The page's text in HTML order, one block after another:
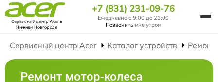
Сервисный центр Acerв
Нижнем Новгороде
+7 (831) 231-09-76
Ежедневно с 9:00 до 21:00
Позвонить мне утром
Сервисный центр Acer Каталог устройств Ремонт
Ремонт мотор-колеса